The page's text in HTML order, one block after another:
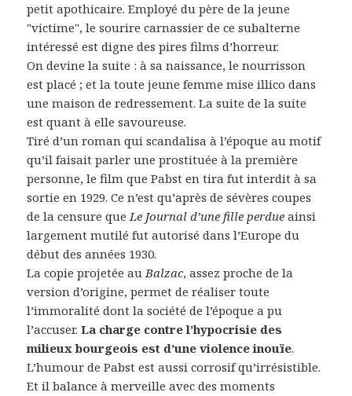
petit apothicaire. Employé du père de la jeune
"victime", le sourire carnassier de ce subalterne
intéressé est digne des pires films d’horreur.
On devine la suite : à sa naissance, le nourrisson
est placé ; et la toute jeune femme mise illico dans
une maison de redressement. La suite de la suite
est quant à elle savoureuse.
Tiré d’un roman qui scandalisa à l’époque au motif
qu’il faisait parler une prostituée à la première
personne, le film que Pabst en tira fut interdit à sa
sortie en 1929. Ce n’est qu’après de sévères coupes
de la censure queLe Journal d’une fille perdue ainsi
largement mutilé fut autorisé dans l’Europe du
début des années 1930.
La copie projetée auBalzac, assez proche de la
version d’origine, permet de réaliser toute
l’immoralité dont la société de l’époque a pu
l’accuser.La charge contre l’hypocrisie des
milieux bourgeois est d’une violence inouïe.
L’humour de Pabst est aussi corrosif qu’irrésistible.
Et il balance à merveille avec des moments